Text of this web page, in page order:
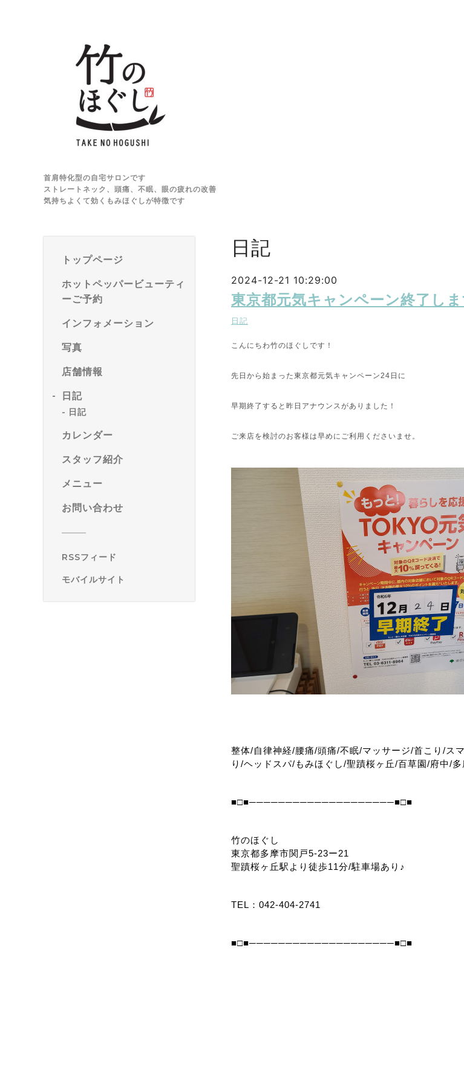
首肩特化型の自宅サロンです
ストレートネック、頭痛、不眠、眼の疲れの改善
気持ちよくて効くもみほぐしが特徴です
トップページ
ホットペッパービューティ
ーご予約
インフォメーション
写真
店舗情報
日記
日記
カレンダー
スタッフ紹介
メニュー
お問い合わせ
RSSフィード
モバイルサイト
日記
2024-12-21 10:29:00
東京都元気キャンペーン終了しま
日記
こんにちわ竹のほぐしです！
先日から始まった東京都元気キャンペーン24日に
早期終了すると昨日アナウンスがありました！
ご来店を検討のお客様は早めにご利用くださいませ。
整体/自律神経/腰痛/頭痛/不眠/マッサージ/首こり/ス
り/ヘッドスパ/もみほぐし/聖蹟桜ヶ丘/百草園/府中/
■□■────────────────────■□■
竹のほぐし
東京都多摩市関戸5-23ー21
聖蹟桜ヶ丘駅より徒歩11分/駐車場あり♪
TEL：042-404-2741
■□■────────────────────■□■